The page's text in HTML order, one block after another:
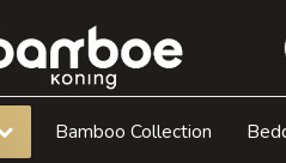
Bamboo Collection
voor de Tuin - 450cm -